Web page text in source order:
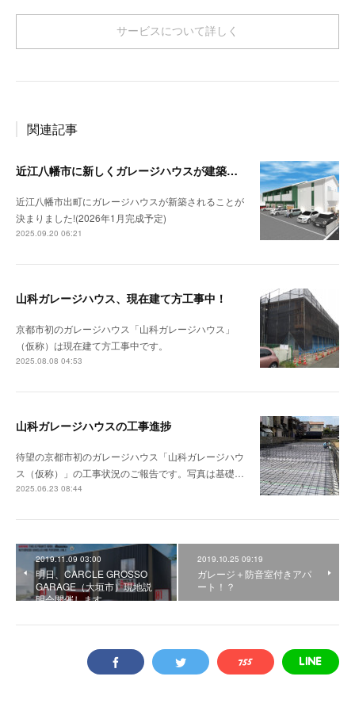
サービスについて詳しく
関連記事
近江八幡市に新しくガレージハウスが建築されます！（仮称：出町ガレージハウス）！
近江八幡市出町にガレージハウスが新築されることが
決まりました!(2026年1月完成予定)
2025.09.20 06:21
山科ガレージハウス、現在建て方工事中！
京都市初のガレージハウス「山科ガレージハウス」
（仮称）は現在建て方工事中です。
2025.08.08 04:53
山科ガレージハウスの工事進捗
待望の京都市初のガレージハウス「山科ガレージハウ
ス（仮称）」の工事状況のご報告です。写真は基礎…
2025.06.23 08:44
2019.11.09 03:00
明日、CARCLE GROSSO
GARAGE（大垣市）現地説
明会開催します。
2019.10.25 09:19
ガレージ＋防音室付きアパ
ート！？